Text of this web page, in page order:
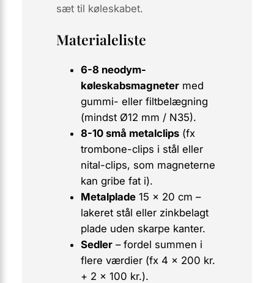
sæt til køleskabet.
Materialeliste
6-8 neodym-
køleskabsmagnetermed
gummi- eller filtbelægning
(mindst Ø12 mm / N35).
8-10 små metalclips(fx
trombone-clips i stål eller
nital-clips, som magneterne
kan gribe fat i).
Metalplade15 × 20 cm –
lakeret stål eller zinkbelagt
plade uden skarpe kanter.
Sedler– fordel summen i
flere værdier (fx 4 × 200 kr.
+ 2 × 100 kr.).